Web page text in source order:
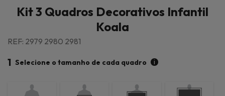
Kit 3 Quadros Decorativos Infantil
Koala
REF: 2979 2980 2981
1 Selecione o tamanho de cada quadro i